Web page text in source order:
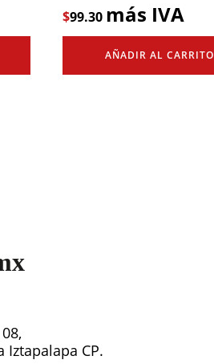
$99.30 más IVA
AÑADIR AL CARRITO
Iztapalapa CP.